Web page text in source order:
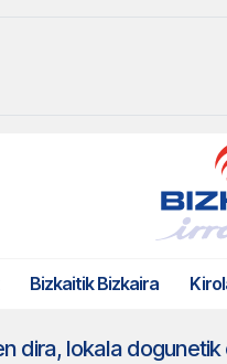
Bizkaitik Bizkaira
dira, lokala